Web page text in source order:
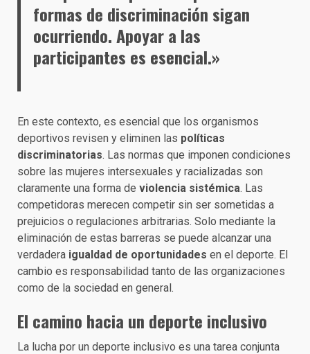
formas de discriminación sigan
ocurriendo. Apoyar a las
participantes es esencial.»
En este contexto, es esencial que los organismos
deportivos revisen y eliminen las políticas
discriminatorias. Las normas que imponen condiciones
sobre las mujeres intersexuales y racializadas son
claramente una forma de violencia sistémica. Las
competidoras merecen competir sin ser sometidas a
prejuicios o regulaciones arbitrarias. Solo mediante la
eliminación de estas barreras se puede alcanzar una
verdadera igualdad de oportunidades en el deporte. El
cambio es responsabilidad tanto de las organizaciones
como de la sociedad en general.
El camino hacia un deporte inclusivo
La lucha por un deporte inclusivo es una tarea conjunta